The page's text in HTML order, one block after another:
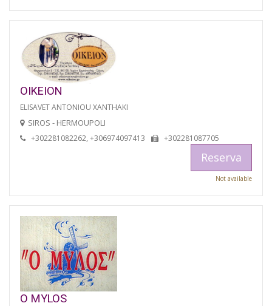
OIKEION
ELISAVET ANTONIOU XANTHAKI
SIROS - HERMOUPOLI
+302281082262, +306974097413 +302281087705
Reserva
Not available
O MYLOS